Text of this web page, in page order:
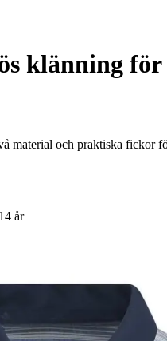
klänning
material och praktiska fickor
år